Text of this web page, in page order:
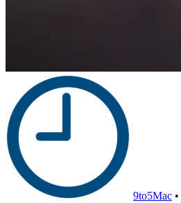
9to5Mac •